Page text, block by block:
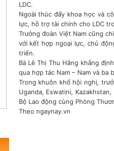
LDC.
Ngoài thúc đẩy khoa học và
lực, hỗ trợ tài chính cho LDC
Trưởng đoàn Việt Nam cũng
với kết hợp ngoại lực, chủ
triển.
Bà Lê Thị Thu Hằng khẳng
qua hợp tác Nam – Nam và ba
Trong khuôn khổ hội nghị,
Uganda, Eswatini,
Bộ Lao động cùng Phòng
Theo ngaynay.vn